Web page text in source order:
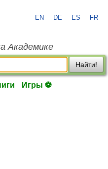
EN DE ES FR
Академике
Найти!
Игры ⚽